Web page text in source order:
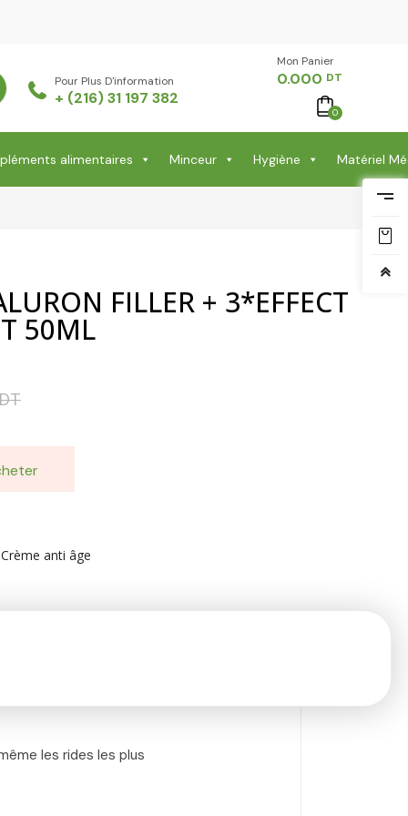
Pour Plus D'information
+ (216) 31 197 382
Mon Panier -
0.000 DT
0
alimentaires Minceur Hygiène Matériel
FILLER + 3*EFFECT
50ML
Crème anti âge
les rides les plus